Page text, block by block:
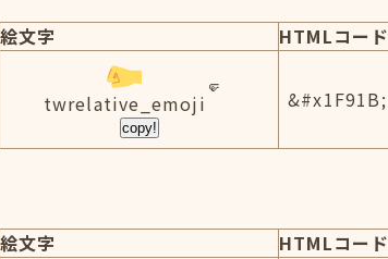
絵文字
HTMLコード
twrelative_emoji
copy!
&#x1F91B;
絵文字
HTMLコード